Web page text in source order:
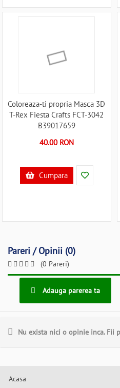
Coloreaza-ti propria Masca 3D
T-Rex Fiesta Crafts FCT-3042
B39017659
40.00 RON
Cumpara
Pareri / Opinii (0)
(0 Pareri)
Adauga parerea ta
Nu exista nici o opinie inca. Fii
Acasa